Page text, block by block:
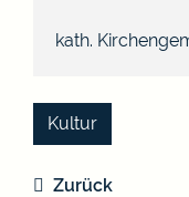
kath.
Kultur
Zurück